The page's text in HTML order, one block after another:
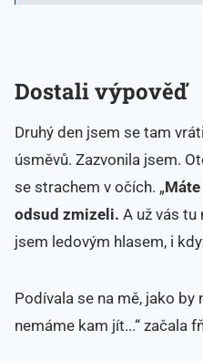
Dostali výpověď
Druhý den jsem se tam
úsměvů. Zazvonila jsem.
se strachem v očích. „
odsud zmizeli. A už vás tu
jsem ledovým hlasem, i
Podívala se na mě, jako by
nemáme kam jít...“ začala